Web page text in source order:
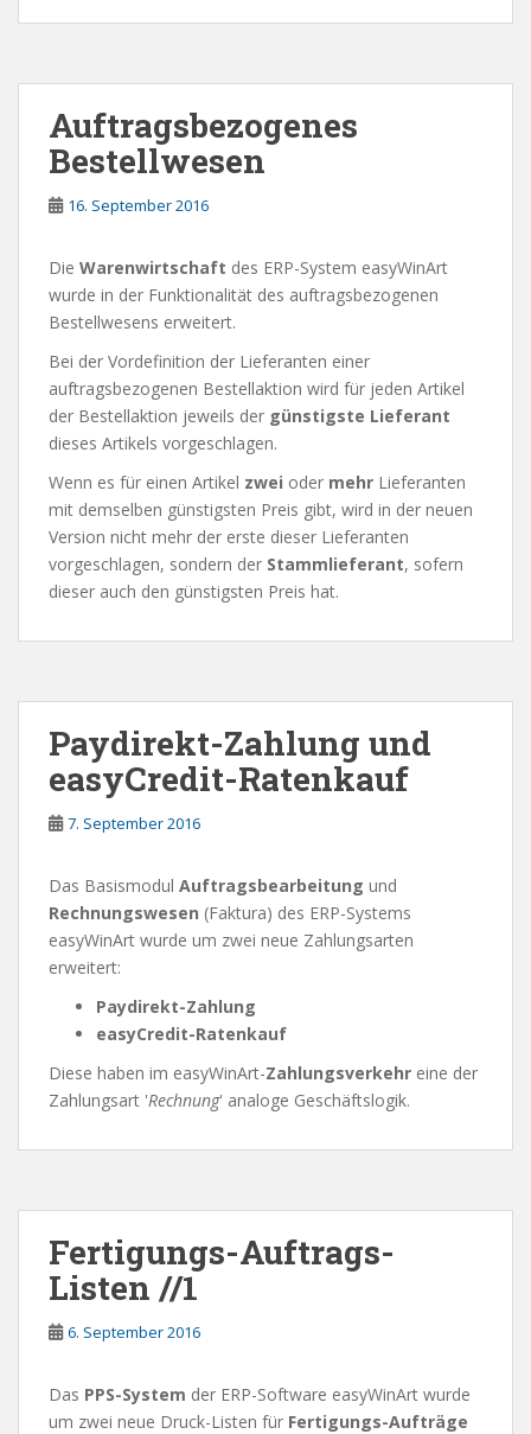
Auftragsbezogenes
Bestellwesen
16. September 2016
Die Warenwirtschaft des ERP-System easyWinArt
wurde in der Funktionalität des auftragsbezogenen
Bestellwesens erweitert.
Bei der Vordefinition der Lieferanten einer
auftragsbezogenen Bestellaktion wird für jeden Artikel
der Bestellaktion jeweils der günstigste Lieferant
dieses Artikels vorgeschlagen.
Wenn es für einen Artikel zwei oder mehr Lieferanten
mit demselben günstigsten Preis gibt, wird in der neuen
Version nicht mehr der erste dieser Lieferanten
vorgeschlagen, sondern der Stammlieferant, sofern
dieser auch den günstigsten Preis hat.
Paydirekt-Zahlung und
easyCredit-Ratenkauf
7. September 2016
Das Basismodul Auftragsbearbeitung und
Rechnungswesen (Faktura) des ERP-Systems
easyWinArt wurde um zwei neue Zahlungsarten
erweitert:
Paydirekt-Zahlung
easyCredit-Ratenkauf
Diese haben im easyWinArt-Zahlungsverkehr eine der
Zahlungsart 'Rechnung' analoge Geschäftslogik.
Fertigungs-Auftrags-
Listen //1
6. September 2016
Das PPS-System der ERP-Software easyWinArt wurde
um zwei neue Druck-Listen für Fertigungs-Aufträge